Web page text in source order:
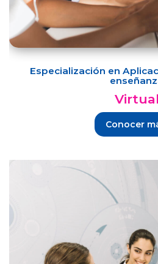
Especialización en
Virtual
Conocer